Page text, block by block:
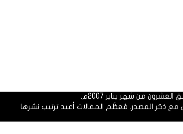
ذكر المصدر. مُعظَم المقالات أعيد ترتيب نشرها